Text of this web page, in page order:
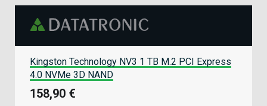
Kingston Technology NV3 1 TB M.2 PCI Express
4.0 NVMe 3D NAND
158,90 €